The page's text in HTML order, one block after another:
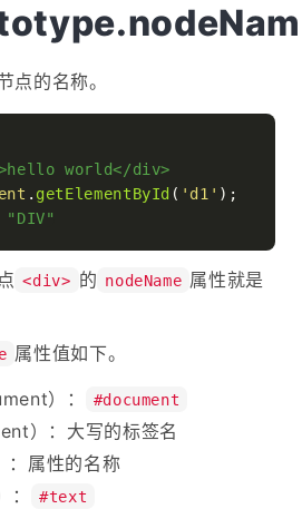
点的名称。
world</div>
. getElementById ( 'd1' );
<div> 的 nodeName 属性就是
属性值如下。
）： #document
）：大写的标签名
：属性的名称
#text